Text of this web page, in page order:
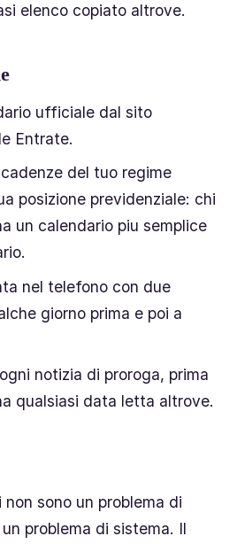
elenco copiato altrove.
ufficiale dal sito
Entrate.
del tuo regime
posizione previdenziale: chi
un calendario piu semplice
nel telefono con due
giorno prima e poi a
notizia di proroga, prima
qualsiasi data letta altrove.
sono un problema di
problema di sistema. Il